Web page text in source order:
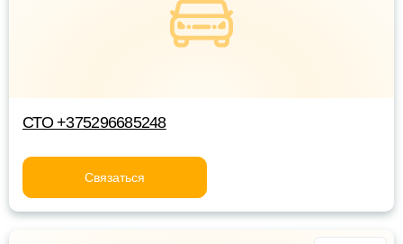
СТО +375296685248
Связаться